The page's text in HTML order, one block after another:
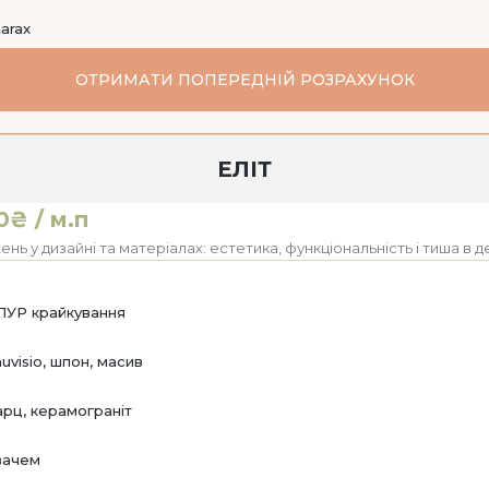
ОТРИМАТИ ПОПЕРЕДНІЙ РОЗРАХУНОК
ЕЛІТ
/ м.п
у дизайні та матеріалах: естетика, функціональність і тиша в
крайкування
шпон, масив
керамограніт